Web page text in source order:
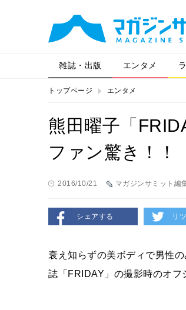
雑誌・出版 エンタメ
トップページ エンタメ
熊田曜子「
ファン驚き！！
2016/10/21 マガジンサミット編
シェアする リ
衰え知らずの美ボディで男性
誌「FRIDAY」の撮影時のオフ